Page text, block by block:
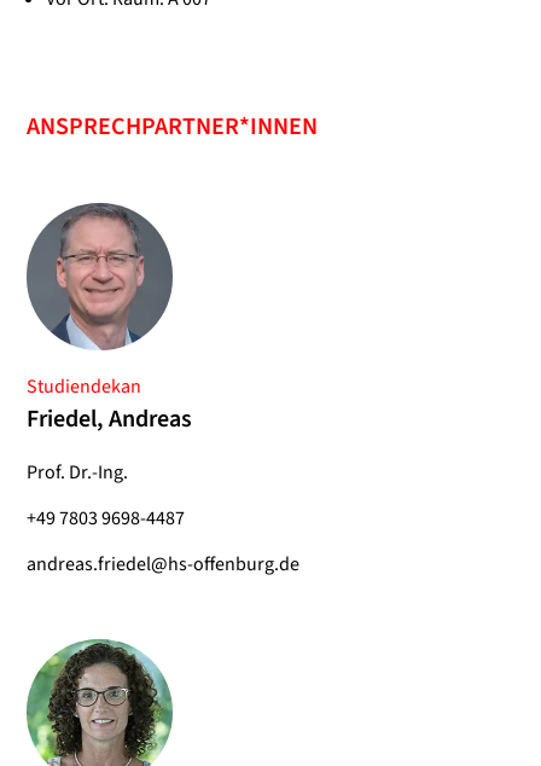
ANSPRECHPARTNER*INNEN
Studiendekan
Friedel, Andreas
Prof. Dr.-Ing.
+49 7803 9698-4487
andreas.friedel@hs-offenburg.de